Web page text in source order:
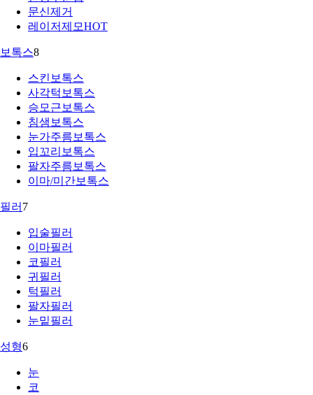
문신제거
레이저제모HOT
보톡스8
스킨보톡스
사각턱보톡스
승모근보톡스
침샘보톡스
눈가주름보톡스
입꼬리보톡스
팔자주름보톡스
이마/미간보톡스
필러 7
입술필러
이마필러
코필러
귀필러
턱필러
팔자필러
눈밑필러
성형6
눈
코